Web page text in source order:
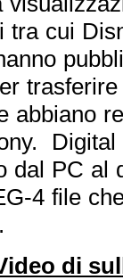
tra cui
abbiano
Digital
dal PC al
4 file
di